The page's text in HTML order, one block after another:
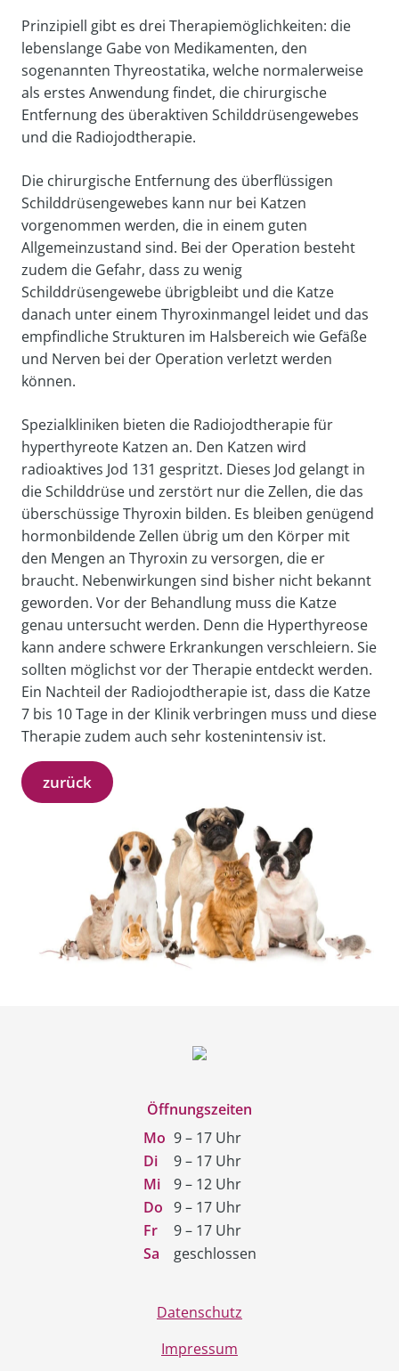
Prinzipiell gibt es drei Therapiemöglichkeiten: die
lebenslange Gabe von Medikamenten, den
sogenannten Thyreostatika, welche normalerweise
als erstes Anwendung findet, die chirurgische
Entfernung des überaktiven Schilddrüsengewebes
und die Radiojodtherapie.
Die chirurgische Entfernung des überflüssigen
Schilddrüsengewebes kann nur bei Katzen
vorgenommen werden, die in einem guten
Allgemeinzustand sind. Bei der Operation besteht
zudem die Gefahr, dass zu wenig
Schilddrüsengewebe übrigbleibt und die Katze
danach unter einem Thyroxinmangel leidet und das
empfindliche Strukturen im Halsbereich wie Gefäße
und Nerven bei der Operation verletzt werden
können.
Spezialkliniken bieten die Radiojodtherapie für
hyperthyreote Katzen an. Den Katzen wird
radioaktives Jod 131 gespritzt. Dieses Jod gelangt in
die Schilddrüse und zerstört nur die Zellen, die das
überschüssige Thyroxin bilden. Es bleiben genügend
hormonbildende Zellen übrig um den Körper mit
den Mengen an Thyroxin zu versorgen, die er
braucht. Nebenwirkungen sind bisher nicht bekannt
geworden. Vor der Behandlung muss die Katze
genau untersucht werden. Denn die Hyperthyreose
kann andere schwere Erkrankungen verschleiern. Sie
sollten möglichst vor der Therapie entdeckt werden.
Ein Nachteil der Radiojodtherapie ist, dass die Katze
7 bis 10 Tage in der Klinik verbringen muss und diese
Therapie zudem auch sehr kostenintensiv ist.
zurück
Öffnungszeiten
Mo 9 – 17 Uhr
Di
9 – 17 Uhr
Mi
9 – 12 Uhr
Do 9 – 17 Uhr
Fr
9 – 17 Uhr
Sa
geschlossen
Datenschutz
Impressum